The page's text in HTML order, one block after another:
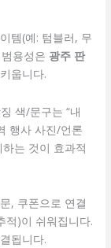
템(예: 텀블러, 무
용성은 광주 판
웁니다.
색/문구는 “내
행사 사진/언론
는 것이 효과적
, 쿠폰으로 연결
적)이 쉬워집니다.
됩니다.